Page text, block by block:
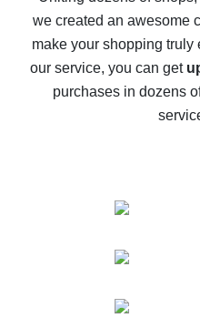
The best cash back on
The best cash back
we created an awesome
make your shopping truly
our service, you can get
purchases in dozens